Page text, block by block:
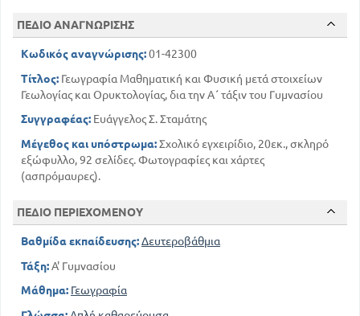
ΣΤΟΙΧΕΙΑ ΓΕΩΛΟΓΙΑΣ
ΤΗΣ ΓΗΣ
ΠΕΔΙΟ ΑΝΑΓΝΩΡΙΣΗΣ
Κωδικός αναγνώρισης:01-42300
Τίτλος: Γεωγραφία Μαθηματική και Φυσική μετά στοιχείων
Γεωλογίας και Ορυκτολογίας, δια την Α΄ τάξιν του Γυμνασίου
Συγγραφέας: Ευάγγελος Σ. Σταμάτης
Μέγεθος και υπόστρωμα:Σχολικό εγχειρίδιο, 20εκ., σκληρό
εξώφυλλο, 92 σελίδες. Φωτογραφίες και χάρτες
(ασπρόμαυρες).
ΠΕΔΙΟ ΠΕΡΙΕΧΟΜΕΝΟΥ
Βαθμίδα εκπαίδευσης:Δευτεροβάθμια
Τάξη:Α' Γυμνασίου
Μάθημα: Γεωγραφία